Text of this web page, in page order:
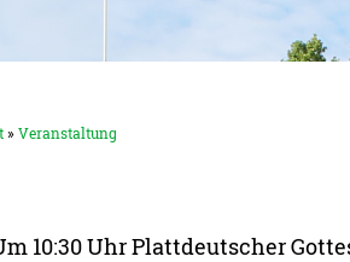
»Veranstaltung
10:30 Uhr Plattdeutscher